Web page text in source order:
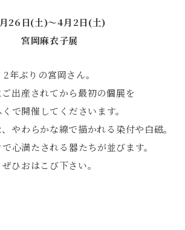
26日(土)〜4月2日(土)
宮岡麻衣子展
2年ぶりの宮岡さん。
出産されてから最初の個展を
くで開催してくださいます。
やわらかな線で描かれる染付や白磁。
心満たされる器たちが並びます。
ぜひおはこび下さい。